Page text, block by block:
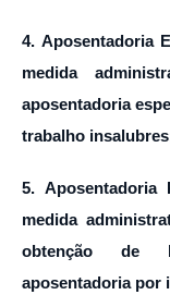
4. Aposentadoria
medida
aposentadoria
trabalho
5.
medida
obtenção de
aposentadoria por